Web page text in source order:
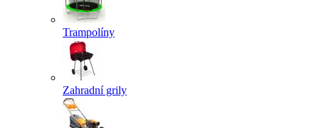
Trampolíny
Zahradní grily